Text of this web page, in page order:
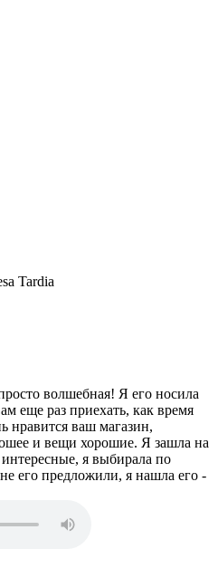
Tardia
волшебная! Я его носила
еще раз приехать, как время
нравится ваш магазин,
и вещи хорошие. Я зашла на
я выбирала по
его предложили, я нашла его -